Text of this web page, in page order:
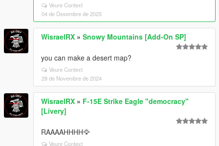
Veure Context
04 de Desembre de 2025
WisraelRX » Snowy Mountains [Add-On SP]
you can make a desert map?
Veure Context
28 de Novembre de 2024
WisraelRX » F-15E Strike Eagle "democracy"
[Livery]
RAAAAHHHH🦅
Veure Context